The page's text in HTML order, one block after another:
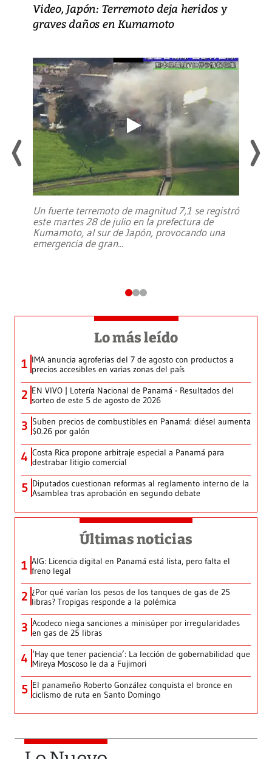
Video, Japón: Terremoto deja heridos y
graves daños en Kumamoto
Un fuerte terremoto de magnitud 7,1 se registró
este martes 28 de julio en la prefectura de
Kumamoto, al sur de Japón, provocando una
emergencia de gran...
Lo más leído
1 IMA anuncia agroferias del 7 de agosto con productos a
precios accesibles en varias zonas del país
2 EN VIVO | Lotería Nacional de Panamá - Resultados del
sorteo de este 5 de agosto de 2026
3 Suben precios de combustibles en Panamá: diésel aumenta
$0.26 por galón
4 Costa Rica propone arbitraje especial a Panamá para
destrabar litigio comercial
5 Diputados cuestionan reformas al reglamento interno de la
Asamblea tras aprobación en segundo debate
Últimas noticias
1 AIG: Licencia digital en Panamá está lista, pero falta el
freno legal
2 ¿Por qué varían los pesos de los tanques de gas de 25
libras? Tropigas responde a la polémica
3 Acodeco niega sanciones a minisúper por irregularidades
en gas de 25 libras
4 ‘Hay que tener paciencia’: La lección de gobernabilidad que
Mireya Moscoso le da a Fujimori
5 El panameño Roberto González conquista el bronce en
ciclismo de ruta en Santo Domingo